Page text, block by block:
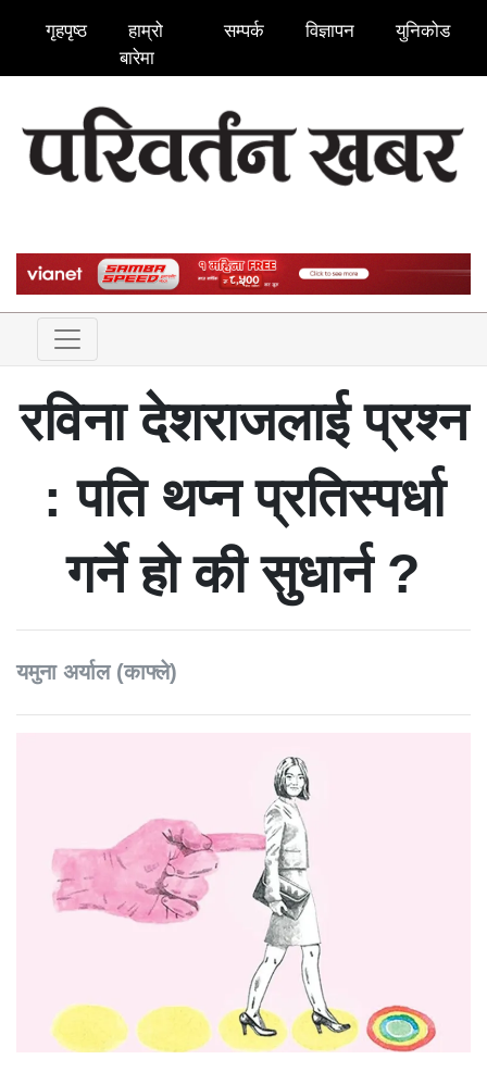
गृहपृष्ठ
हाम्रो
बारेमा
सम्पर्क विज्ञापन युनिकोड
रविना देशराजलाई प्रश्न
: पति थप्न प्रतिस्पर्धा
गर्ने हो की सुधार्न ?
यमुना अर्याल (काफ्ले)